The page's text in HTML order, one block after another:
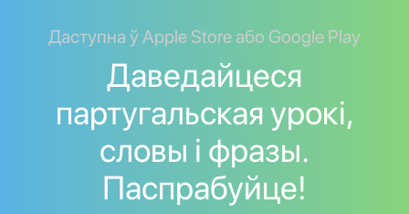
Даступна ў Apple Store або Google Play
Даведайцеся
партугальская урокі,
словы і фразы.
Паспрабуйце!